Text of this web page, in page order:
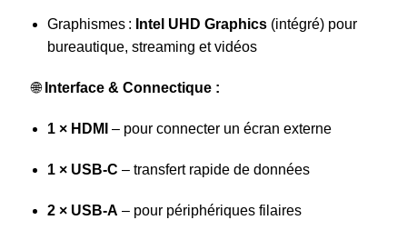
Graphismes : Intel UHD Graphics (intégré) pour
bureautique, streaming et vidéos
🌐 Interface & Connectique :
1 × HDMI – pour connecter un écran externe
1 × USB‑C – transfert rapide de données
2 × USB‑A – pour périphériques filaires